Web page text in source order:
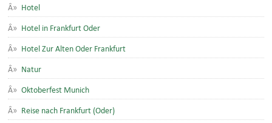
Hotel
Hotel in Frankfurt Oder
Hotel Zur Alten Oder Frankfurt
Natur
Oktoberfest Munich
Reise nach Frankfurt (Oder)